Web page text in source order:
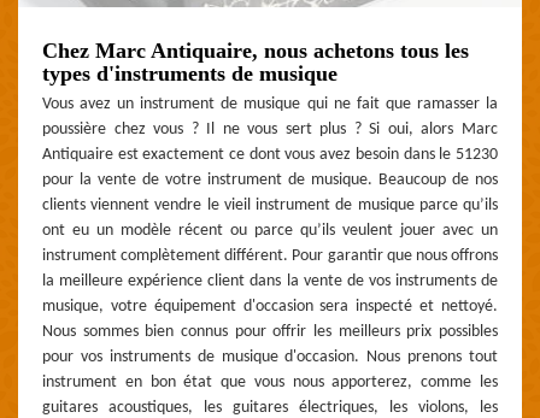
Chez Marc Antiquaire, nous achetons tous les
types d'instruments de musique
Vous avez un instrument de musique qui ne fait que ramasser la
poussière chez vous ? Il ne vous sert plus ? Si oui, alors Marc
Antiquaire est exactement ce dont vous avez besoin dans le 51230
pour la vente de votre instrument de musique. Beaucoup de nos
clients viennent vendre le vieil instrument de musique parce qu’ils
ont eu un modèle récent ou parce qu’ils veulent jouer avec un
instrument complètement différent. Pour garantir que nous offrons
la meilleure expérience client dans la vente de vos instruments de
musique, votre équipement d'occasion sera inspecté et nettoyé.
Nous sommes bien connus pour offrir les meilleurs prix possibles
pour vos instruments de musique d'occasion. Nous prenons tout
instrument en bon état que vous nous apporterez, comme les
guitares acoustiques, les guitares électriques, les violons, les